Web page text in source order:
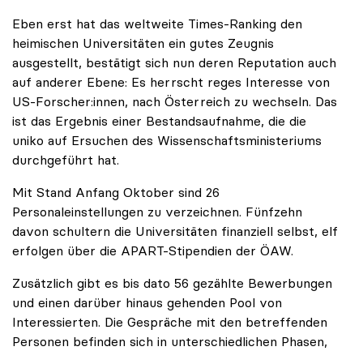
Eben erst hat das weltweite Times-Ranking den
heimischen Universitäten ein gutes Zeugnis
ausgestellt, bestätigt sich nun deren Reputation auch
auf anderer Ebene: Es herrscht reges Interesse von
US-Forscher:innen, nach Österreich zu wechseln. Das
ist das Ergebnis einer Bestandsaufnahme, die die
uniko auf Ersuchen des Wissenschaftsministeriums
durchgeführt hat.
Mit Stand Anfang Oktober sind 26
Personaleinstellungen zu verzeichnen. Fünfzehn
davon schultern die Universitäten finanziell selbst, elf
erfolgen über die APART-Stipendien der ÖAW.
Zusätzlich gibt es bis dato 56 gezählte Bewerbungen
und einen darüber hinaus gehenden Pool von
Interessierten. Die Gespräche mit den betreffenden
Personen befinden sich in unterschiedlichen Phasen,